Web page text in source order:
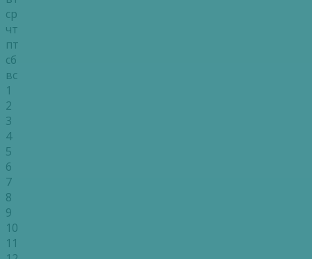
ср
чт
пт
сб
вс
1
2
3
4
5
6
7
8
9
10
11